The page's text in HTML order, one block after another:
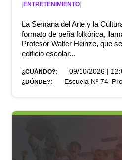
ENTRETENIMIENTO
La Semana del Arte y la
formato de peña folkórica,
Profesor Walter Heinze, que
edificio escolar...
¿CUÁNDO?: 09/10/2026 |
¿DÓNDE?: Escuela Nº 74